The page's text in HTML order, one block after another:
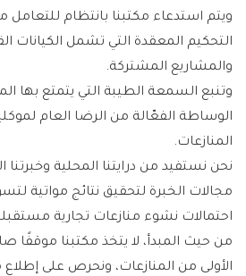
ويتم استدعاء مكتبنا بانتظام للتعامل
التحكيم المعقدة التي تشمل الكيانات
والمشاريع المشتركة.
وتنبع السمعة الطيبة التي يتمتع بها
الوساطة الفعّالة من الرضا العام
المنازعات.
نحن نستفيد من درايتنا المحلية وخبرتنا
مجالات الخبرة لتحقيق نتائج مواتية
احتمالات نشوء منازعات تجارية
من حيث المبدأ، لا يتخذ مكتبنا موقفًا
الأولى من المنازعات، ونحرص على إطلاع